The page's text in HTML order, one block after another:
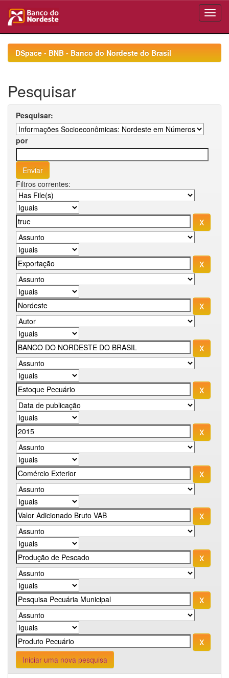
navigationDSpace - BNB - Banco do Nordeste do Brasil
Pesquisar
Pesquisar:
por
Filtros correntes:
Iniciar uma nova pesquisa